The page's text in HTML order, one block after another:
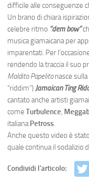
difficile alle conseguenze
Un brano di chiara
celebre ritmo “dem bow”
musica giamaicana per
imparentati. Per
rendendo la traccia il suo
Maldito Papelitonasce
“riddim”) Jamaican Ting
cantato anche artisti
come Turbulence,
italianaPetross.
Anche questo video è
quale continua il sodalizio
Condividi l'articolo: